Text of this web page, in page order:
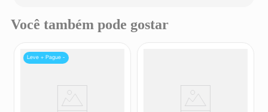
Você também pode gostar
Leve + Pague -